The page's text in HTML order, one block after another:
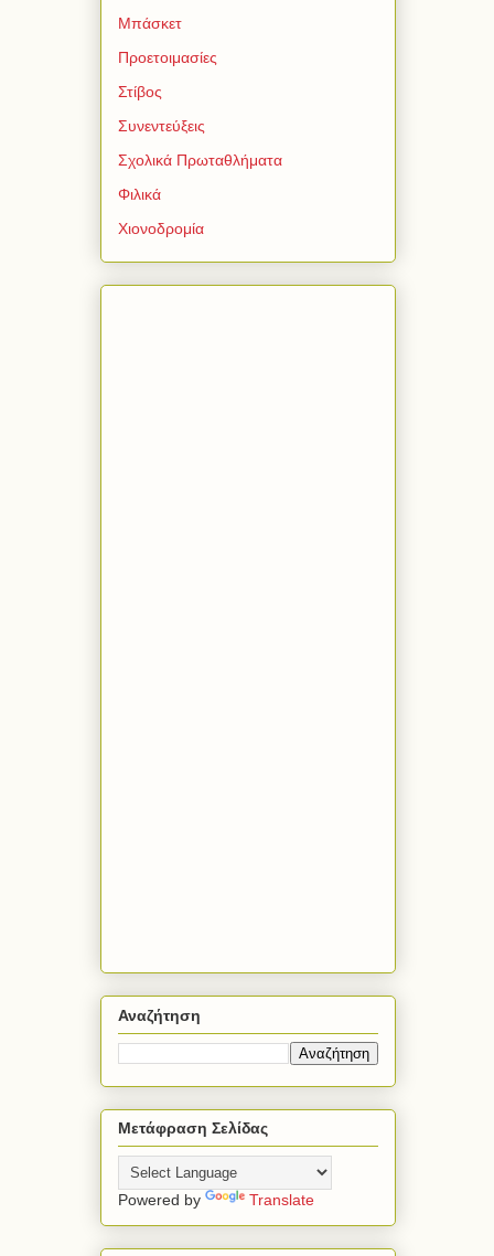
Μπάσκετ
Προετοιμασίες
Στίβος
Συνεντεύξεις
Σχολικά Πρωταθλήματα
Φιλικά
Χιονοδρομία
Αναζήτηση
Μετάφραση Σελίδας
Powered by Translate